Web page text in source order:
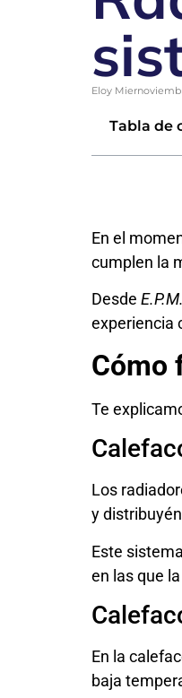
Eloy Mier
Tabla de
En el
cumplen la
Desde E.P.M.
experiencia
Cómo
Te
Los
y
Este
en las que
En la
baja